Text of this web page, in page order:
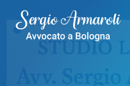
contenuto